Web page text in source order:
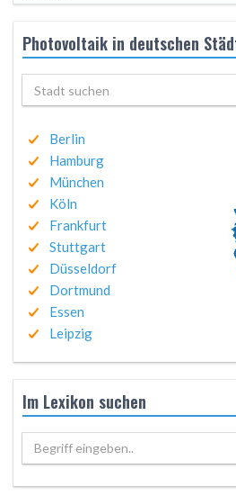
Photovoltaik in deutschen
Berlin
Hamburg
München
Köln
Frankfurt
Stuttgart
Düsseldorf
Dortmund
Essen
Leipzig
Im Lexikon suchen
Begriff eingeben..